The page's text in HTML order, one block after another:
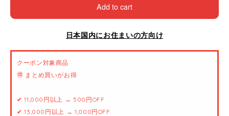
Add to cart
日本国内にお住まいの方向け
クーポン対象商品
🉐 まとめ買いがお得
✔ 11,000円以上 → 500円OFF
✔ 13,000円以上 → 1,000円OFF